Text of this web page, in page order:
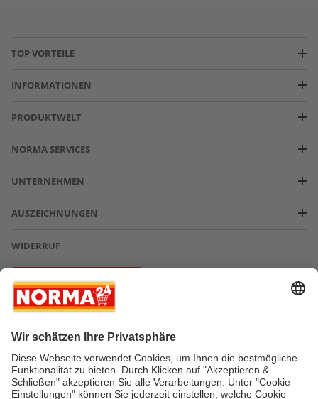
TOP VORTEILE
INFORMATIONEN
PRODUKTWELT
NORMA SERVICES
UNTERNEHMEN
AUSZEICHNUNGEN
WIDERRUF
Vertrag widerrufen